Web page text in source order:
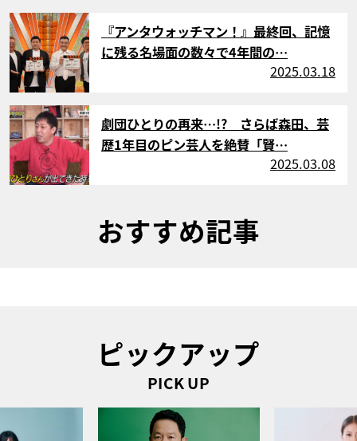
サムネイル
『アンタウォッチマン！』最終回、記憶
に残る名場面の数々で4年間の…
2025.03.18
サムネイル
劇団ひとりの再来…!? さらば森田、芸
歴1年目のピン芸人を絶賛「賢…
2025.03.08
おすすめ記事
ピックアップ
PICK UP